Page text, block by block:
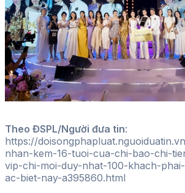
Theo ĐSPL/Người đưa tin:
https://
nhan-kem-16-tuoi-cua-chi-bao-chi-
vip-chi-moi-duy-nhat-100-khach-
ac-biet-nay-a395860.html